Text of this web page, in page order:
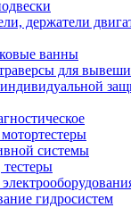
держатели
ванны
для
системы
гидросистем